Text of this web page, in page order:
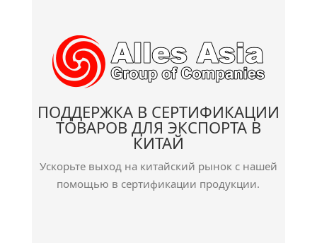
ПОДДЕРЖКА В СЕРТИФИКАЦИИ
ТОВАРОВ ДЛЯ ЭКСПОРТА В
КИТАЙ
Ускорьте выход на китайский рынок с нашей
помощью в сертификации продукции.